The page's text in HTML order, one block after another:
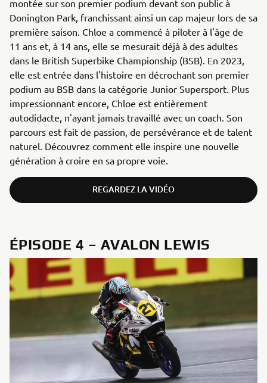
montée sur son premier podium devant son public à
Donington Park, franchissant ainsi un cap majeur lors de sa
première saison. Chloe a commencé à piloter à l'âge de
11 ans et, à 14 ans, elle se mesurait déjà à des adultes
dans le British Superbike Championship (BSB). En 2023,
elle est entrée dans l'histoire en décrochant son premier
podium au BSB dans la catégorie Junior Supersport. Plus
impressionnant encore, Chloe est entièrement
autodidacte, n'ayant jamais travaillé avec un coach. Son
parcours est fait de passion, de persévérance et de talent
naturel. Découvrez comment elle inspire une nouvelle
génération à croire en sa propre voie.
REGARDEZ LA VIDÉO
ÉPISODE 4 – AVALON LEWIS